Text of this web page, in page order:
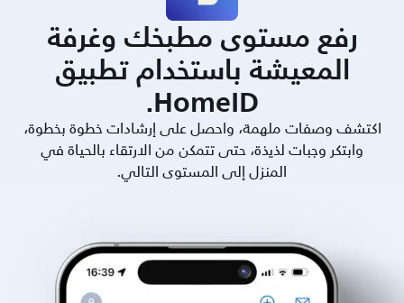
رفع مستوى مطبخك وغرفة
المعيشة باستخدام تطبيق
HomeID.
اكتشف وصفات ملهمة، واحصل على إرشادات خطوة بخطوة،
وابتكر وجبات لذيذة، حتى تتمكن من الارتقاء بالحياة في
المنزل إلى المستوى التالي.